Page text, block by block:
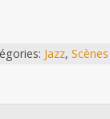
Jazz, Scènes